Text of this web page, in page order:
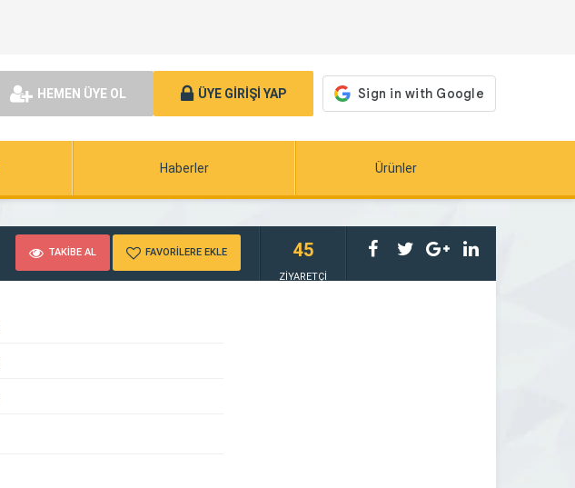
HEMEN ÜYE OL ÜYE GİRİŞİ YAP
Haberler Ürünler
TAKİBE AL FAVORİLERE EKLE 45
ZİYARETÇİ